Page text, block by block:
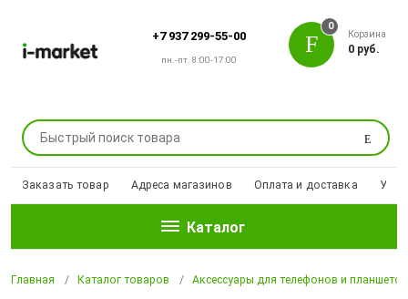
+7 937 299-55-00
пн.-пт. 8:00-17:00
Поиск
0
Корзина
0 руб.
Заказать товар Адреса магазинов Оплата и доставка
Каталог
Главная Каталог товаров Аксессуары для телефонов и планшетов